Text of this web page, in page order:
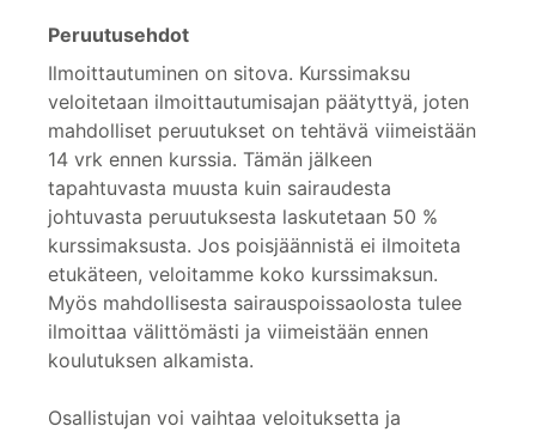
Peruutusehdot
Ilmoittautuminen on sitova. Kurssimaksu
veloitetaan ilmoittautumisajan päätyttyä, joten
mahdolliset peruutukset on tehtävä viimeistään
14 vrk ennen kurssia. Tämän jälkeen
tapahtuvasta muusta kuin sairaudesta
johtuvasta peruutuksesta laskutetaan 50 %
kurssimaksusta. Jos poisjäännistä ei ilmoiteta
etukäteen, veloitamme koko kurssimaksun.
Myös mahdollisesta sairauspoissaolosta tulee
ilmoittaa välittömästi ja viimeistään ennen
koulutuksen alkamista.
Osallistujan voi vaihtaa veloituksetta ja